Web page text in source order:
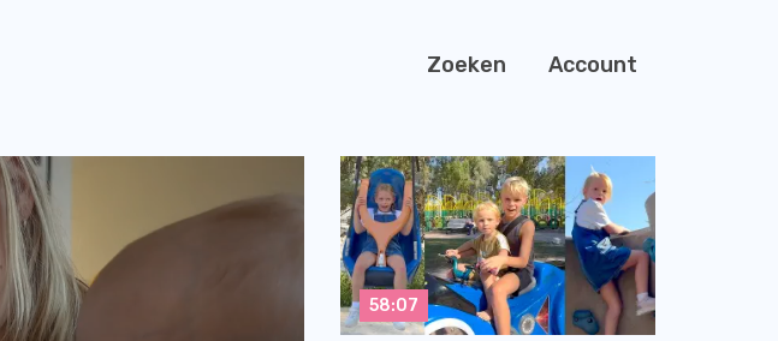
Zoeken Account
58:07